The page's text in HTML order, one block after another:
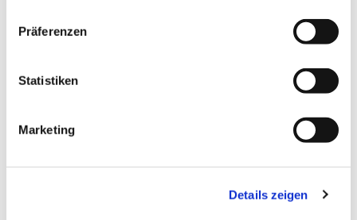
Präferenzen
Statistiken
Marketing
Details zeigen